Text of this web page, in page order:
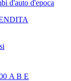
A B E